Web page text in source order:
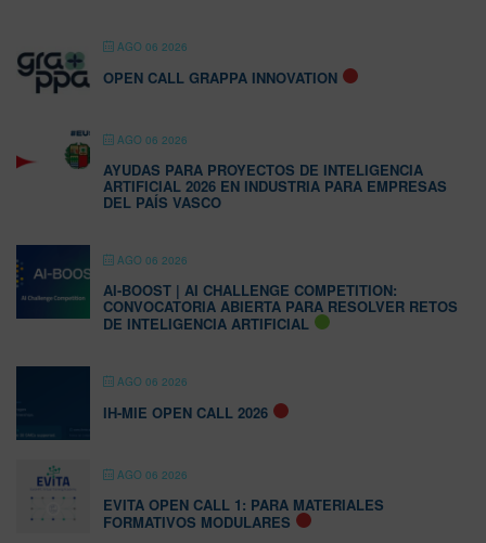
AGO 06 2026
OPEN CALL GRAPPA INNOVATION
AGO 06 2026
AYUDAS PARA PROYECTOS DE INTELIGENCIA
ARTIFICIAL 2026 EN INDUSTRIA PARA EMPRESAS
DEL PAÍS VASCO
AGO 06 2026
AI-BOOST | AI CHALLENGE COMPETITION:
CONVOCATORIA ABIERTA PARA RESOLVER RETOS
DE INTELIGENCIA ARTIFICIAL
AGO 06 2026
IH-MIE OPEN CALL 2026
AGO 06 2026
EVITA OPEN CALL 1: PARA MATERIALES
FORMATIVOS MODULARES